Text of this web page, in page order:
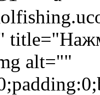
alt=""